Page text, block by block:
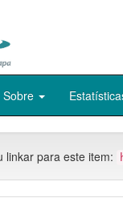
Sobre
linkar para este item: